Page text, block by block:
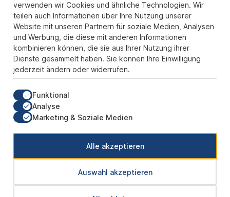
Über uns
Der Pokal & Vereinsbedarf Onlineshop PokalExpress in Marl ist
Ihr Spezialist für Pokale, Medaillen und Trophäen aus Glas und
Resin, mit einem Fokus auf Säulenpokalen. Unser herausragender
Kundenservice zeichnet sich durch Schnelligkeit und
Zuverlässigkeit aus, um jedem Anlass gerecht zu werden. Wir
verstehen die Bedeutung jedes besonderen Moments und bieten
Erwartungen übertrifft. Ob online oder in unserem Showroom, bei
PokalExpress erwartet Sie Qualität, die begeistert, und ein
Unsere Communities
* Alle Preise inkl. gesetzl. Mehrwertsteuer zzgl.
verwenden wir Cookies und ähnliche Technologien. Wir
teilen auch Informationen über Ihre Nutzung unserer
Website mit unseren Partnern für soziale Medien, Analysen
und Werbung, die diese mit anderen Informationen
kombinieren können, die sie aus Ihrer Nutzung ihrer
Dienste gesammelt haben. Sie können Ihre Einwilligung
jederzeit ändern oder widerrufen.
Funktional
Analyse
Marketing & Soziale Medien
Auswahl akzeptieren
Alle akzeptieren